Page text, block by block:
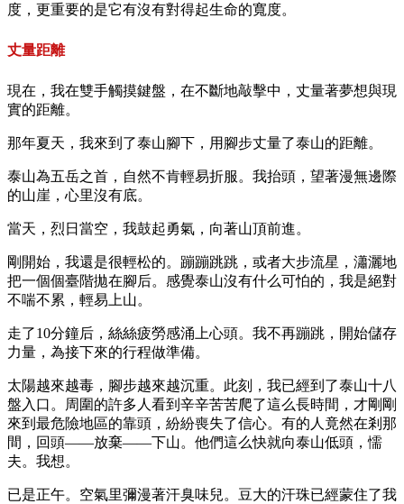
度，更重要的是它有沒有對得起生命的寬度。
丈量距離
現在，我在雙手觸摸鍵盤，在不斷地敲擊中，丈量著夢想與現
實的距離。
那年夏天，我來到了泰山腳下，用腳步丈量了泰山的距離。
泰山為五岳之首，自然不肯輕易折服。我抬頭，望著漫無邊際
的山崖，心里沒有底。
當天，烈日當空，我鼓起勇氣，向著山頂前進。
剛開始，我還是很輕松的。蹦蹦跳跳，或者大步流星，瀟灑地
把一個個臺階拋在腳后。感覺泰山沒有什么可怕的，我是絕對
不喘不累，輕易上山。
走了10分鐘后，絲絲疲勞感涌上心頭。我不再蹦跳，開始儲存
力量，為接下來的行程做準備。
太陽越來越毒，腳步越來越沉重。此刻，我已經到了泰山十八
盤入口。周圍的許多人看到辛辛苦苦爬了這么長時間，才剛剛
來到最危險地區的靠頭，紛紛喪失了信心。有的人竟然在剎那
間，回頭——放棄——下山。他們這么快就向泰山低頭，懦
夫。我想。
已是正午。空氣里彌漫著汗臭味兒。豆大的汗珠已經蒙住了我